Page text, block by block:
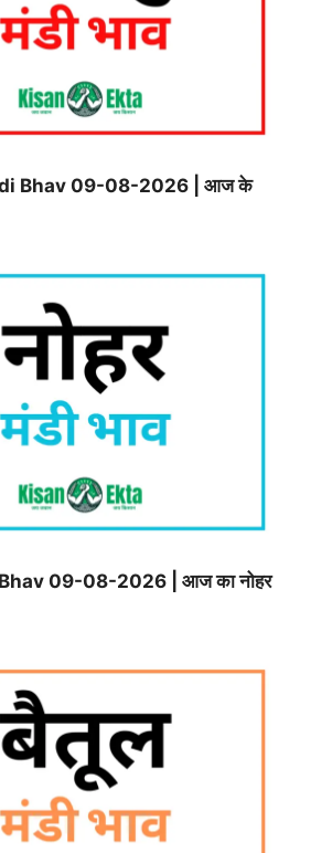
Bhav 09-08-2026 | आज के
09-08-2026 | आज का नोहर